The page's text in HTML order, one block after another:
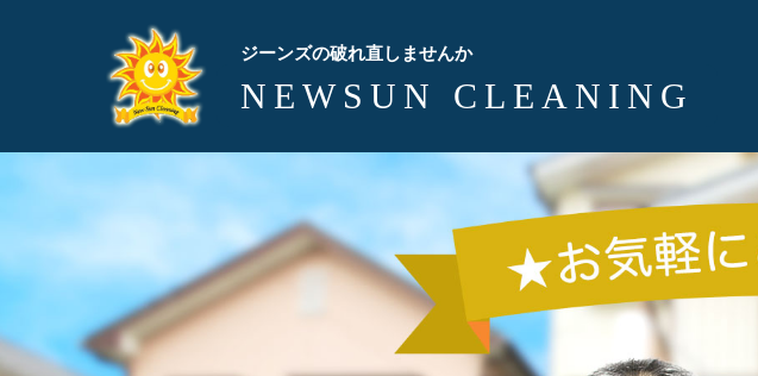
ジーンズの破れ直しませんか
NEWSUN CLEANING